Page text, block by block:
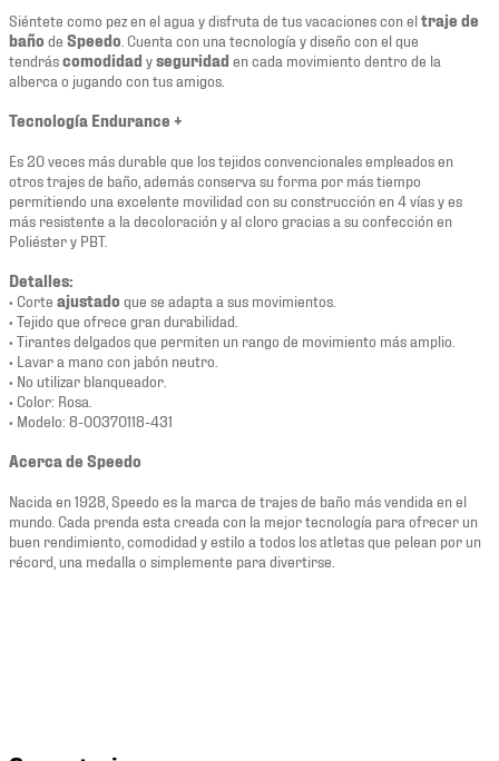
Siéntete como pez en el agua y disfruta de tus vacaciones con eltraje de
baño de Speedo . Cuenta con una tecnología y diseño con el que
tendráscomodidad yseguridad en cada movimiento dentro de la
alberca o jugando con tus amigos.
Tecnología Endurance +
Es 20 veces más durable que los tejidos convencionales empleados en
otros trajes de baño, además conserva su forma por más tiempo
permitiendo una excelente movilidad con su construcción en 4 vías y es
más resistente a la decoloración y al cloro gracias a su confección en
Poliéster y PBT.
Detalles:
• Corte ajustado que se adapta a sus movimientos.
• Tejido que ofrece gran durabilidad.
• Tirantes delgados que permiten un rango de movimiento más amplio.
• Lavar a mano con jabón neutro.
• No utilizar blanqueador.
• Color: Rosa.
• Modelo: 8-00370118-431
Acerca de Speedo
Nacida en 1928, Speedo es la marca de trajes de baño más vendida en el
mundo. Cada prenda esta creada con la mejor tecnología para ofrecer un
buen rendimiento, comodidad y estilo a todos los atletas que pelean por un
récord, una medalla o simplemente para divertirse.